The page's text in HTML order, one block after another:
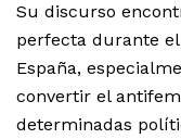
Su discurso
perfecta durante
España,
convertir el
determinadas